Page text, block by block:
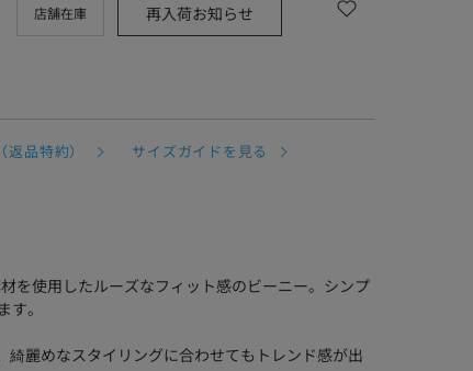
店舗在庫 再入荷お知らせ
品特約）
サイズガイドを見る
を使用したルーズなフィット感のビーニー。シンプ
。
麗めなスタイリングに合わせてもトレンド感が出